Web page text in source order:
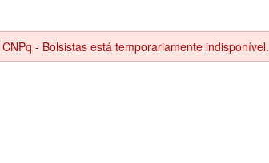
- Bolsistas está temporariamente indisponível.